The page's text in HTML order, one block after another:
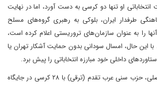
او تنها دو کرسی به دست آورد، اما در نهایت
طرفدار ایران، بلوکی به رهبری گروه‌های مسلح
را به عنوان سازمان‌های تروریستی اعلام کرده است،
این حال، امسال سودانی بدون حمایت آشکار تهران یا
داخلی خود مبارزه انتخاباتی را پیش برد.
در میان دیگر مدعیان اصلی، حزب سنی عرب تقدم (ترقی) با ۲۸ کرسی در جایگاه